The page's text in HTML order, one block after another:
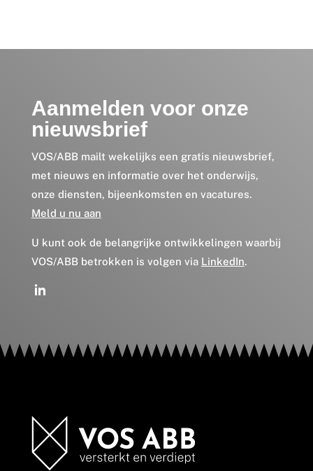
Aanmelden voor onze
nieuwsbrief
VOS/ABB mailt wekelijks een gratis nieuwsbrief,
met nieuws en informatie over het onderwijs,
onze diensten, bijeenkomsten en vacatures.
Meld u nu aan
U kunt ook de belangrijke ontwikkelingen waarbij
VOS/ABB betrokken is volgen via LinkedIn.